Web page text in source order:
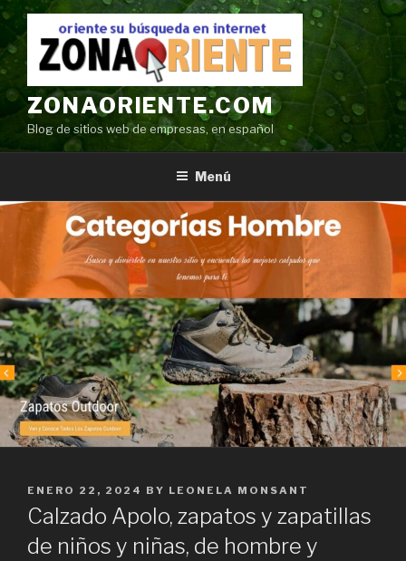
Ir
contenido
ZONAORIENTE.COM
Blog de sitios web de empresas, en español
Menú
POSTED
ON
ENERO 22, 2024 BY LEONELA MONSANT
Calzado Apolo, zapatos y zapatillas
de niños y niñas, de hombre y